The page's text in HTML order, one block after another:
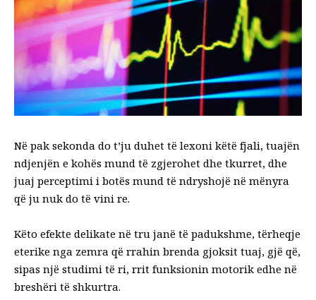
Në pak sekonda do t’ju duhet të lexoni këtë fjali, tuajën
ndjenjën e kohës mund të zgjerohet dhe tkurret, dhe
juaj perceptimi i botës mund të ndryshojë në mënyra
që ju nuk do të vini re.
Këto efekte delikate në tru janë të padukshme, tërheqje
eterike nga zemra që rrahin brenda gjoksit tuaj, gjë që,
sipas një studimi të ri, rrit funksionin motorik edhe në
breshëri të shkurtra.